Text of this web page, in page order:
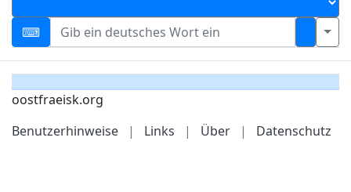
oostfraeisk.org
Benutzerhinweise
| Links | Über | Datenschutz